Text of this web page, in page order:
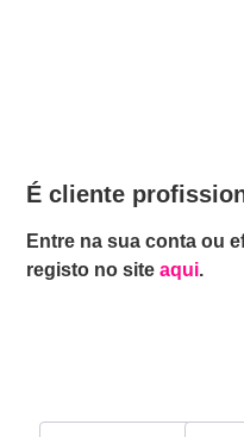
É cliente
Entre na sua conta ou
registo no siteaqui.